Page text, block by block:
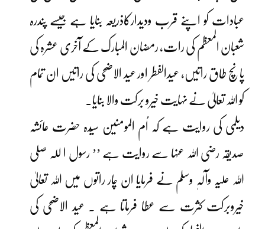
عبادات کو اپنے قرب ودیدارکاذریعہ بنایا ہے جیسے پندرہ
شعبان المعظم کی رات، رمضان المبارک کے آخری عشرہ کی
پانچ طاق راتیں، عیدالفطر اور عید الاضحی کی راتیں ان تمام
کو اللہ تعالیٰ نے نہایت خیرو برکت والا بنایا۔
دیلمی کی روایت ہے کہ اُم المومنین سیّدہ حضرت عائشہ
صدیقہ رضی اللہ عنہا سے روایت ہے ’’ رسول ا للہ صلی
اللہ علیہ وآلہٖ وسلم نے فرمایا ان چار راتوں میں اللہ تعالیٰ
خیروبرکت کثرت سے عطا فرماتا ہے ۔ عید الاضحی کی